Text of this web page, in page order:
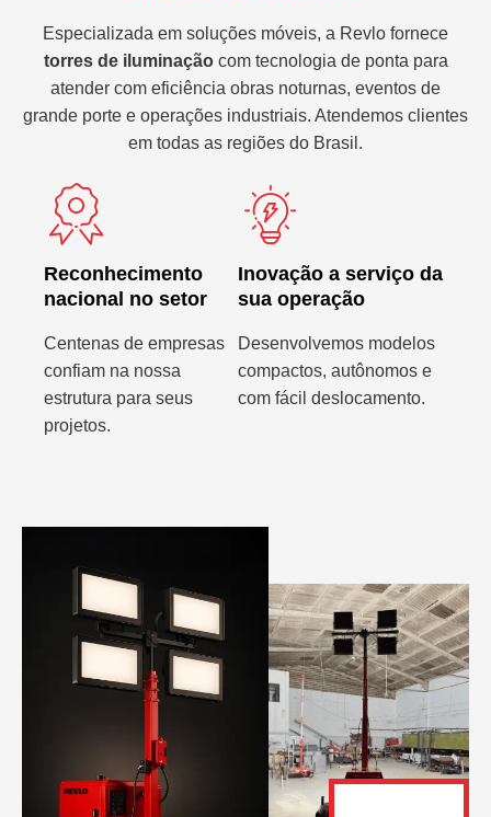
Especializada em soluções móveis, a Revlo fornece
torres de iluminaçãocom tecnologia de ponta para
atender com eficiência obras noturnas, eventos de
grande porte e operações industriais. Atendemos clientes
em todas as regiões do Brasil.
Reconhecimento
nacional no setor
Centenas de empresas
confiam na nossa
estrutura para seus
projetos.
Inovação a serviço da
sua operação
Desenvolvemos modelos
compactos, autônomos e
com fácil deslocamento.